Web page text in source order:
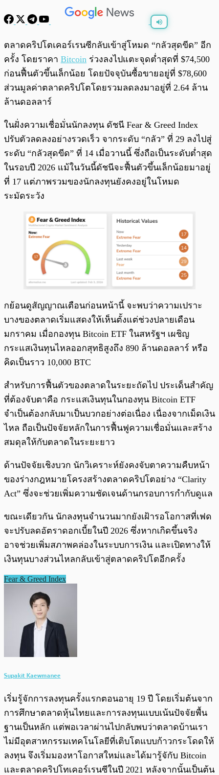
พร้อมเล่น 0:00 /0:00
ตลาดคริปโตเคอร์เรนซีกลับเข้าสู่โหมด “กลัวสุดขีด” อีก
ครั้ง โดยราคา Bitcoin ร่วงลงไปแตะจุดต่ำสุดที่ $74,500
ก่อนฟื้นตัวขึ้นเล็กน้อย โดยปัจจุบันซื้อขายอยู่ที่ $78,600
ส่วนมูลค่าตลาดคริปโตโดยรวมลดลงมาอยู่ที่ 2.64 ล้าน
ล้านดอลลาร์
ในฝั่งความเชื่อมั่นนักลงทุน ดัชนี Fear & Greed Index
ปรับตัวลดลงอย่างรวดเร็ว จากระดับ “กลัว” ที่ 29 ลงไปสู่
ระดับ “กลัวสุดขีด” ที่ 14 เมื่อวานนี้ ซึ่งถือเป็นระดับต่ำสุด
ในรอบปี 2026 แม้ในวันนี้ดัชนีจะฟื้นตัวขึ้นเล็กน้อยมาอยู่
ที่ 17 แต่ภาพรวมของนักลงทุนยังคงอยู่ในโหมด
ระมัดระวัง
กย้อนดูสัญญาณเตือนก่อนหน้านี้ จะพบว่าความเปราะ
บางของตลาดเริ่มแสดงให้เห็นตั้งแต่ช่วงปลายเดือน
มกราคม เมื่อกองทุน Bitcoin ETF ในสหรัฐฯ เผชิญ
กระแสเงินทุนไหลออกสุทธิสูงถึง 890 ล้านดอลลาร์ หรือ
คิดเป็นราว 10,000 BTC
สำหรับการฟื้นตัวของตลาดในระยะถัดไป ประเด็นสำคัญ
ที่ต้องจับตาคือ กระแสเงินทุนในกองทุน Bitcoin ETF
จำเป็นต้องกลับมาเป็นบวกอย่างต่อเนื่อง เนื่องจากเม็ดเงิน
ไหล ถือเป็นปัจจัยหลักในการฟื้นฟูความเชื่อมั่นและสร้าง
สมดุลให้กับตลาดในระยะยาว
ด้านปัจจัยเชิงบวก นักวิเคราะห์ยังคงจับตาความคืบหน้า
ของร่างกฎหมายโครงสร้างตลาดคริปโตอย่าง “Clarity
Act” ซึ่งจะช่วยเพิ่มความชัดเจนด้านกรอบการกำกับดูแล
ขณะเดียวกัน นักลงทุนจำนวนมากยังเฝ้ารอโอกาสที่เฟด
จะปรับลดอัตราดอกเบี้ยในปี 2026 ซึ่งหากเกิดขึ้นจริง
อาจช่วยเพิ่มสภาพคล่องในระบบการเงิน และเปิดทางให้
เงินทุนบางส่วนไหลกลับเข้าสู่ตลาดคริปโตอีกครั้ง
Fear & Greed Index
Supakit Kaewmanee
เริ่มรู้จักการลงทุนครั้งแรกตอนอายุ 19 ปี โดยเริ่มต้นจาก
การศึกษาตลาดหุ้นไทยและการลงทุนแบบเน้นปัจจัยพื้น
ฐานเป็นหลัก แต่พอเวลาผ่านไปกลับพบว่าตลาดบ้านเรา
ไม่มีอุตสาหกรรมเทคโนโลยีที่เติบโตแบบก้าวกระโดดให้
ลงทุน จึงเริ่มมองหาโอกาสใหม่และได้มารู้จักับ Bitcoin
และตลาดคริปโทเคอร์เรนซีในปี 2021 หลังจากนั้นเป็นต้น